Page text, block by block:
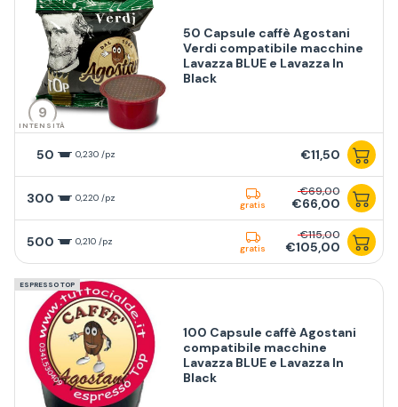
9
INTENSITÀ
50 Capsule caffè Agostani
Verdi compatibile macchine
Lavazza BLUE e Lavazza In
Black
50 0,230 /pz €11,50
300 0,220 /pz
gratis
€69,00
€66,00
500 0,210 /pz
gratis
€115,00
€105,00
ESPRESSO TOP
100 Capsule caffè Agostani
compatibile macchine
Lavazza BLUE e Lavazza In
Black